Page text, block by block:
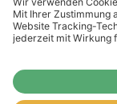
richtet sich